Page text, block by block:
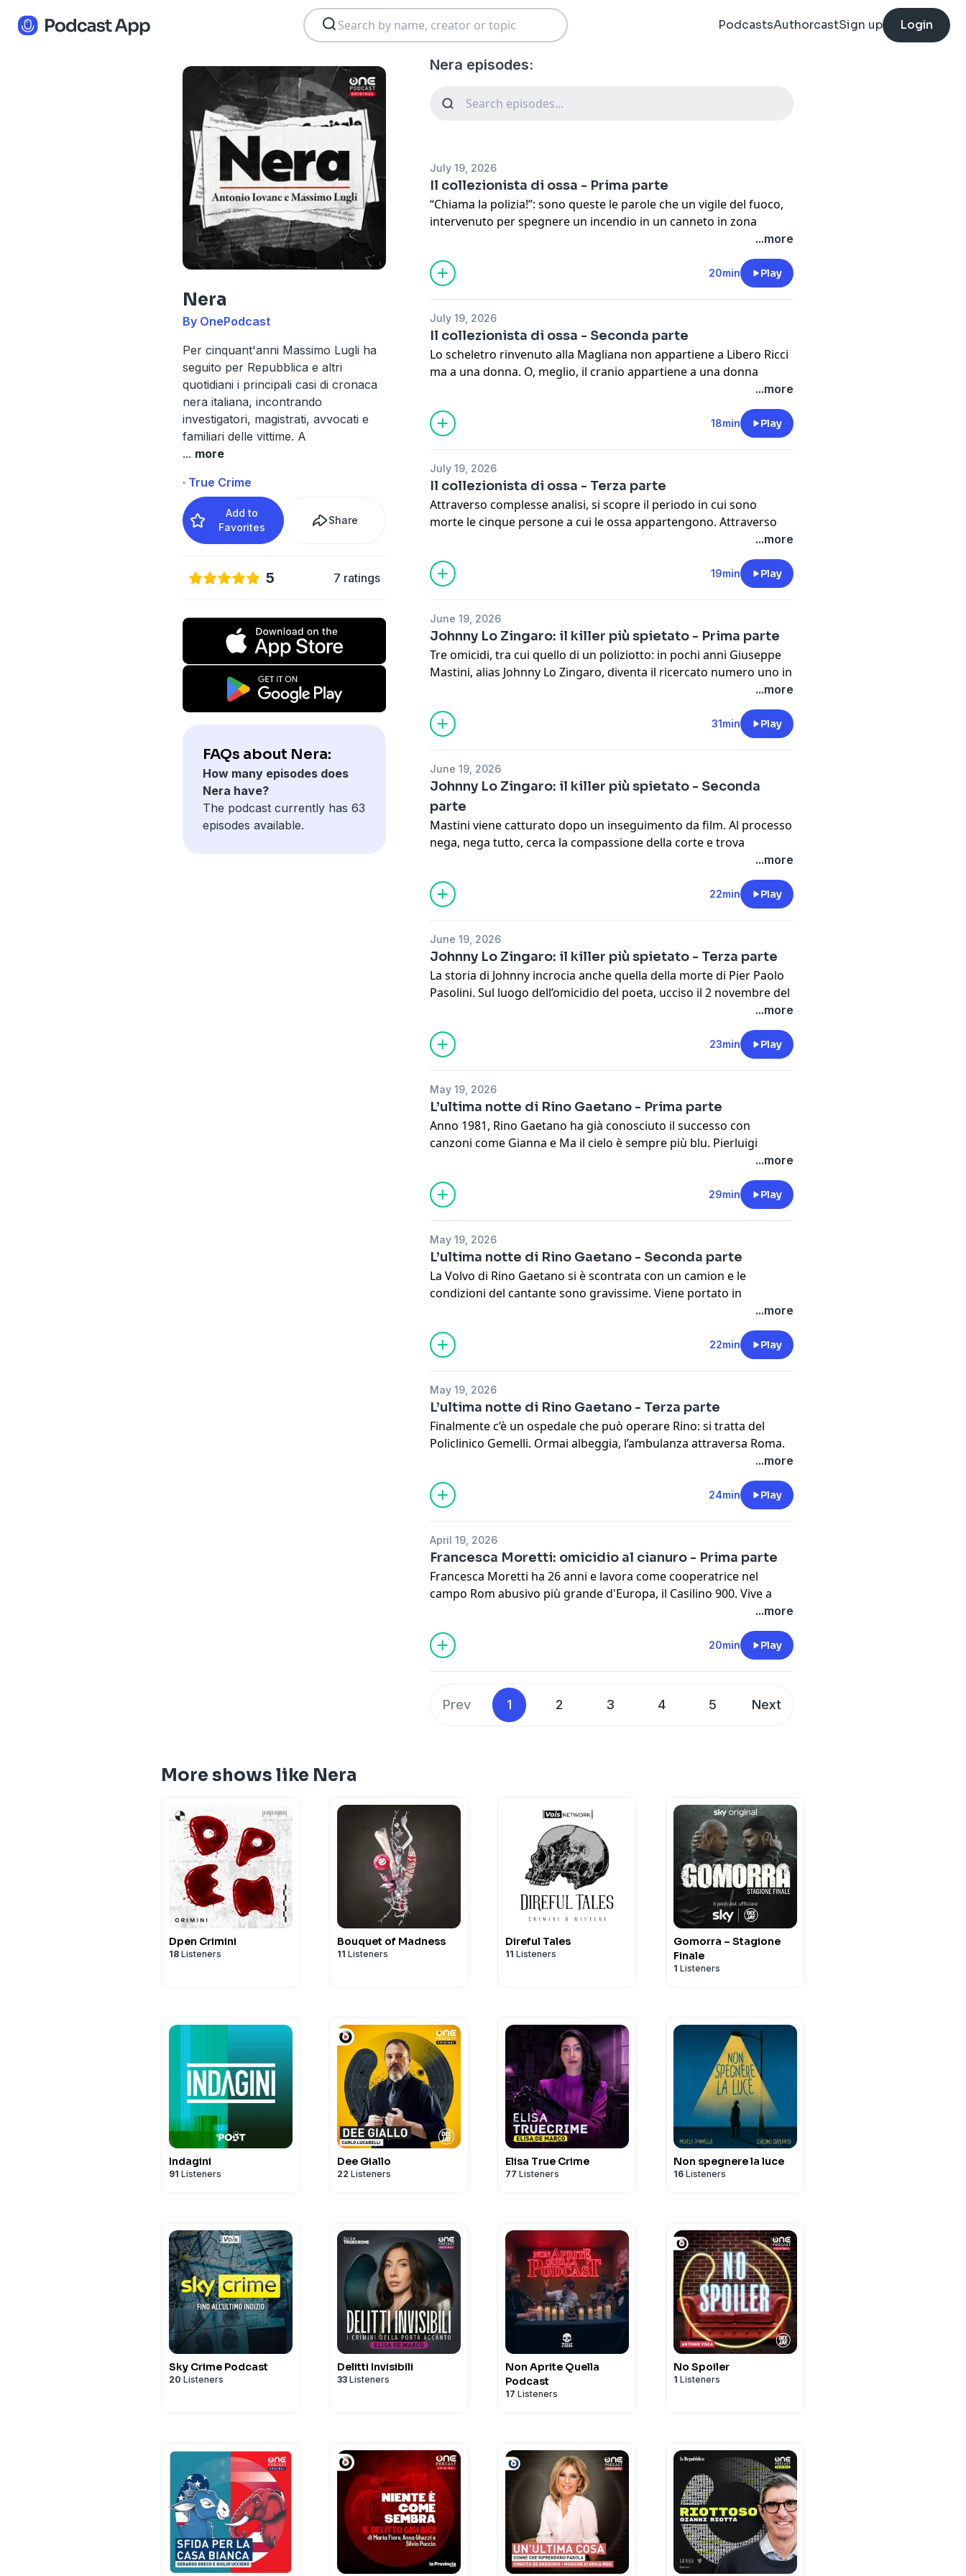
PodcastsAuthorcastSign up Login
Nera
By OnePodcast
Per cinquant'anni Massimo Lugli ha
seguito per Repubblica e altri
quotidiani i principali casi di cronaca
nera italiana, incontrando
investigatori, magistrati, avvocati e
familiari delle vittime. A
... more
· True Crime
Add to
Favorites
Share
5 7 ratings
FAQs about Nera:
How many episodes does
Nera have?
The podcast currently has 63
episodes available.
Nera episodes:
July 19, 2026
Il collezionista di ossa - Prima parte
“Chiama la polizia!”: sono queste le parole che un vigile del fuoco,
intervenuto per spegnere un incendio in un canneto in zona
Magliana, a Roma, rivolge a un collega vicino a lui. È il 26 luglio
perfettamente composto, c’è uno scheletro umano. Alcuni oggetti
lì intorno riconducono a un pensionato, Libero Ricci, scomparso
totalmente inatteso.
Seeomnystudio.com/listener for privacy information.
...more
20min Play
July 19, 2026
Il collezionista di ossa - Seconda parte
Lo scheletro rinvenuto alla Magliana non appartiene a Libero Ricci
ma a una donna. O, meglio, il cranio appartiene a una donna
mentre le altre ossa appartengono ad altre persone. Un solo
scheletro, cinque proprietari. Di chi sono quelle ossa e come sono
finite lì?
See
...more
18min Play
July 19, 2026
Il collezionista di ossa - Terza parte
Attraverso complesse analisi, si scopre il periodo in cui sono
morte le cinque persone a cui le ossa appartengono. Attraverso
una ricostruzione computerizzata si riesce addirittura a dare un
volto a una di loro. Ma le ricerche per ricondurla a un nome sono
infruttuose. Forse, allora, occorre concentrarsi su di lui, il
collezionista di ossa. Chi è davvero? Un serial killer esperto di
Seeomnystudio.com/listener
...more
19min Play
June 19, 2026
Johnny Lo Zingaro: il killer più spietato - Prima parte
Tre omicidi, tra cui quello di un poliziotto: in pochi anni Giuseppe
Mastini, alias Johnny Lo Zingaro, diventa il ricercato numero uno in
Italia. E fugge. Evade e fugge continuamente. La sua fuga più
clamorosa è del 1987 quando, dopo aver ucciso il console italiano
in Belgio, Paolo Buratti, e l’agente di polizia, Michele Giraldi, viene
inseguito da centinaia di poliziotti e carabinieri.
...more
31min Play
June 19, 2026
Johnny Lo Zingaro: il killer più spietato - Seconda
parte
Mastini viene catturato dopo un inseguimento da film. Al processo
nega, nega tutto, cerca la compassione della corte e trova
giustificazioni per qualsiasi suo gesto. Ma chi è, veramente, Johnny
Lo Zingaro? Un criminale spietato o un reietto? Dopo la condanna
all’ergastolo, però, le fughe non finiscono.
See
...more
22min Play
June 19, 2026
Johnny Lo Zingaro: il killer più spietato - Terza parte
La storia di Johnny incrocia anche quella della morte di Pier Paolo
Pasolini. Sul luogo dell’omicidio del poeta, ucciso il 2 novembre del
riconducibili a Mastini. Ma a gettare i sospetti più concreti su
Johnny fu un carabiniere, Renzo Sansone, che infiltrandosi nella
malavita romana ottenne rivelazioni importantissime. Siamo
siamo fatti raccontare tutto.
Seeomnystudio.com/listenerfor privacy information.
...more
23min Play
May 19, 2026
L’ultima notte di Rino Gaetano - Prima parte
Anno 1981, Rino Gaetano ha già conosciuto il successo con
canzoni come Gianna e Ma il cielo è sempre più blu. Pierluigi
Germini, promoter e amico del cantante, racconta i suoi esordi, la
nascita delle canzoni e quella sera del 1° giugno, quando Rino esce
di casa girando vari locali romani. Poi, qualche ora dopo, il
cantautore percorre in auto la via Nomentana. Dalla parte
cronaca nera ma la ricostruzione di una notte piena di ombre,
misteri e domande, a quarantacinque anni dalla morte dell'artista.
Seeomnystudio.com/listenerfor privacy information.
...more
29min Play
May 19, 2026
L’ultima notte di Rino Gaetano - Seconda parte
La Volvo di Rino Gaetano si è scontrata con un camion e le
condizioni del cantante sono gravissime. Viene portato in
ambulanza al Policlinico Umberto I ma lì qualcosa si inceppa: in
ospedale non c’è il “reparto craniolesi”, quello in cui dovrebbe
essere operato. Inizia un tragico valzer alla ricerca di un posto in
ospedale.
...more
22min Play
May 19, 2026
L’ultima notte di Rino Gaetano - Terza parte
Finalmente c’è un ospedale che può operare Rino: si tratta del
Policlinico Gemelli. Ormai albeggia, l’ambulanza attraversa Roma.
Quando arriva, però, è già troppo tardi. Sarà Germini a informare
la madre del cantante. Sul rifiuto dei vari ospedali di accettare il
paziente verranno aperte inchieste e arriveranno interrogazioni
parlamentari. Oggi Rino Gaetano è uno dei cantanti più amati
See omnystudio.com/listener
...more
24min Play
April 19, 2026
Francesca Moretti: omicidio al cianuro - Prima parte
Francesca Moretti ha 26 anni e lavora come cooperatrice nel
campo Rom abusivo più grande d'Europa, il Casilino 900. Vive a
Daniela Stuto e Mirela Nistor. Il 18 febbraio 2000 comincia ad
accusare dei forti dolori che col passar dei giorni diventano
lancinanti. Il 22 febbraio Daniela prepara all’amica una pastina col
gravissima e viene portata all’ospedale San Giovanni, dove muore.
Passano diversi mesi e il referto medico indica che la ragazza è
...more
20min Play
Prev 1 2 3 4 5 Next
More shows like Nera
Dpen Crimini
18 Listeners
Bouquet of Madness
11 Listeners
Direful Tales
11 Listeners
Gomorra – Stagione
Finale
1 Listeners
Indagini
91 Listeners
Dee Giallo
22 Listeners
Elisa True Crime
77 Listeners
Non spegnere la luce
16 Listeners
Sky Crime Podcast
20 Listeners
Delitti Invisibili
33 Listeners
Non Aprite Quella
Podcast
17 Listeners
No Spoiler
1 Listeners